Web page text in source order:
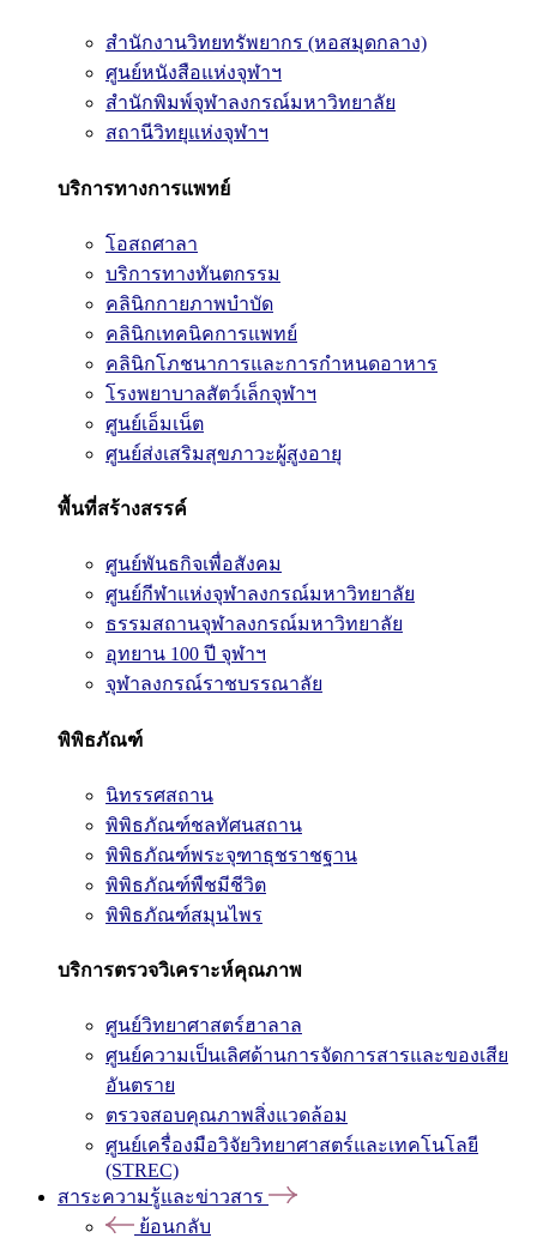
สำนักงานวิทยทรัพยากร (หอสมุดกลาง)
ศูนย์หนังสือแห่งจุฬาฯ
สำนักพิมพ์จุฬาลงกรณ์มหาวิทยาลัย
สถานีวิทยุแห่งจุฬาฯ
บริการทางการแพทย์
โอสถศาลา
บริการทางทันตกรรม
คลินิกกายภาพบำบัด
คลินิกเทคนิคการแพทย์
คลินิกโภชนาการและการกำหนดอาหาร
โรงพยาบาลสัตว์เล็กจุฬาฯ
ศูนย์เอ็มเน็ต
ศูนย์ส่งเสริมสุขภาวะผู้สูงอายุ
พื้นที่สร้างสรรค์
ศูนย์พันธกิจเพื่อสังคม
ศูนย์กีฬาแห่งจุฬาลงกรณ์มหาวิทยาลัย
ธรรมสถานจุฬาลงกรณ์มหาวิทยาลัย
อุทยาน 100 ปี จุฬาฯ
จุฬาลงกรณ์ราชบรรณาลัย
พิพิธภัณฑ์
นิทรรศสถาน
พิพิธภัณฑ์ชลทัศนสถาน
พิพิธภัณฑ์พระจุฑาธุชราชฐาน
พิพิธภัณฑ์พืชมีชีวิต
พิพิธภัณฑ์สมุนไพร
บริการตรวจวิเคราะห์คุณภาพ
ศูนย์วิทยาศาสตร์ฮาลาล
ศูนย์ความเป็นเลิศด้านการจัดการสารและของเสีย
อันตราย
ตรวจสอบคุณภาพสิ่งแวดล้อม
ศูนย์เครื่องมือวิจัยวิทยาศาสตร์และเทคโนโลยี
(STREC)
สาระความรู้และข่าวสาร
ย้อนกลับ